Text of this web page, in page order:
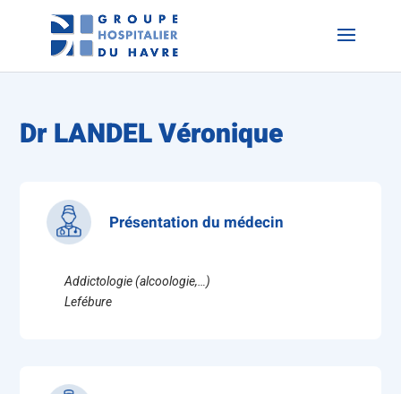
Dr LANDEL Véronique
Présentation du médecin
Addictologie (alcoologie,…)
Lefébure